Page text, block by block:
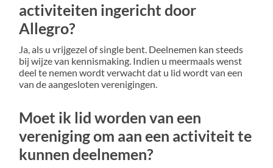
activiteiten ingericht door
Allegro?
Ja, als u vrijgezel of single bent. Deelnemen kan steeds
bij wijze van kennismaking. Indien u meermaals wenst
deel te nemen wordt verwacht dat u lid wordt van een
van de aangesloten verenigingen.
Moet ik lid worden van een
vereniging om aan een activiteit te
kunnen deelnemen?